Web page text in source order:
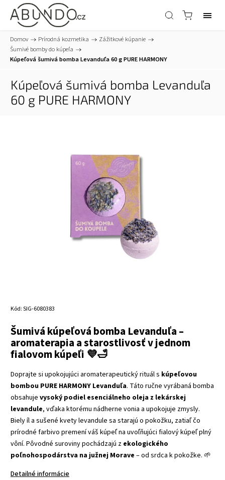
Domov / Prírodná kozmetika / Zážitkové kúpanie /
Šumivé bomby do kúpeľa /
Kúpeľová šumivá bomba Levanduľa 60 g PURE HARMONY
Kúpeľová šumivá bomba Levanduľa
60 g PURE HARMONY
Kód:SIG-6080383
Šumivá kúpeľová bomba Levanduľa –
aromaterapia a starostlivosť v jednom
fialovom kúpeľi 💜🛁
Doprajte si upokojujúci aromaterapeutický rituál s kúpeľovou
bombou PURE HARMONY Levanduľa. Táto ručne vyrábaná bomba
obsahuje vysoký podiel esenciálneho oleja z lekárskej
levandule, vďaka ktorému nádherne vonia a upokojuje zmysly.
Biely íl a sušené kvety levandule sa starajú o pokožku, zatiaľ čo
prírodné farbivo premení váš kúpeľ na uvoľňujúci fialový kúpeľ plný
vôní. Pôvodné suroviny pochádzajú z ekologického
poľnohospodárstva na južnej Morave – od srdca k pokožke. 🌱
Detailné informácie